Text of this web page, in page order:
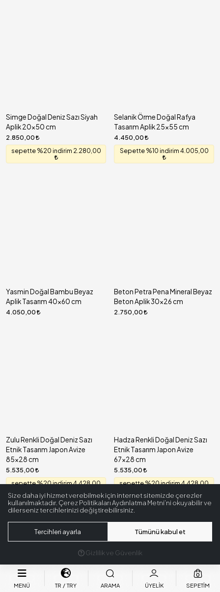
MENÜ TR TRY ARAMA ÜYELIK SEPETIM
0
Simge Doğal Deniz Sazı Siyah
Aplik 20x50 cm
2.850,00
sepette %20 indirim 2.280,00
Selanik Örme Doğal Rafya
Tasarım Aplik 25x55 cm
4.450,00
Sepette %10 indirim 4.005,00
Yasmin Doğal Bambu Beyaz
Aplik Tasarım 40x60 cm
4.050,00
Beton Petra Pena Mineral Beyaz
Beton Aplik 30x26 cm
2.750,00
Zulu Renkli Doğal Deniz Sazı
Etnik Tasarım Japon Avize
85x28 cm
5.535,00
sepette %20 indirim 4.428,00
Hadza Renkli Doğal Deniz Sazı
Etnik Tasarım Japon Avize
67x28 cm
5.535,00
sepette %20 indirim 4.428,00
Size daha iyi hizmet verebilmek için internet sitemizde çerezler
kullanılmaktadır. Çerez Politikaları Aydınlatma Metni’ni okuyabilir ve
dilerseniz tercihlerinizi değiştirebilirsiniz.
Tercihleri ayarla Tümünü kabul et
Gizlilik ve Güvenlik